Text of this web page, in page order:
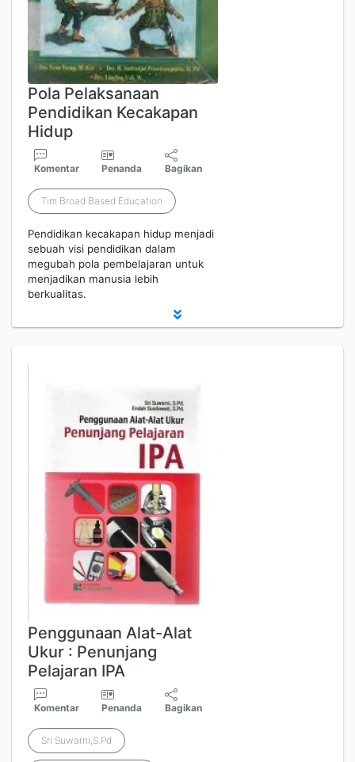
Pola Pelaksanaan
Pendidikan Kecakapan
Hidup
Komentar Penanda Bagikan
Tim Broad Based Education
Pendidikan kecakapan hidup menjadi
sebuah visi pendidikan dalam
megubah pola pembelajaran untuk
menjadikan manusia lebih
berkualitas.
Penggunaan Alat-Alat
Ukur : Penunjang
Pelajaran IPA
Komentar Penanda Bagikan
Sri Suwarni,S.Pd